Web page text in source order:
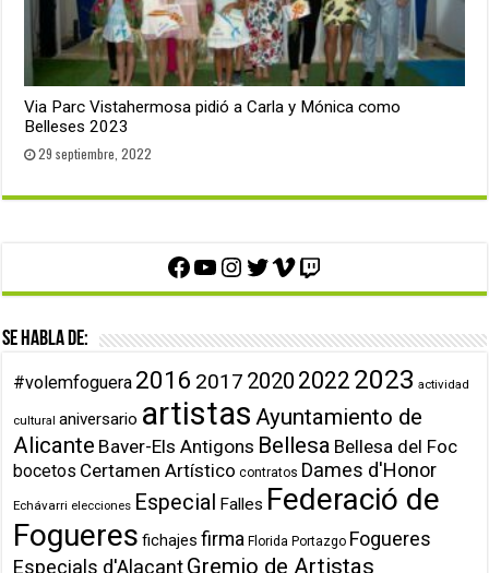
Via Parc Vistahermosa pidió a Carla y Mónica como
Belleses 2023
29 septiembre, 2022
Facebook
YouTube
Instagram
Twitter
Vimeo
Twitch
Se habla de:
#volemfoguera 2016 2017 2020 2022 2023 actividad
cultural aniversario artistas Ayuntamiento de
Alicante Baver-Els Antigons Bellesa Bellesa del Foc
bocetos Certamen Artístico contratos Dames d'Honor
Echávarri elecciones Especial Falles Federació de
Fogueres fichajes firma Florida Portazgo Fogueres
Especials d'AlacantGremio de Artistas